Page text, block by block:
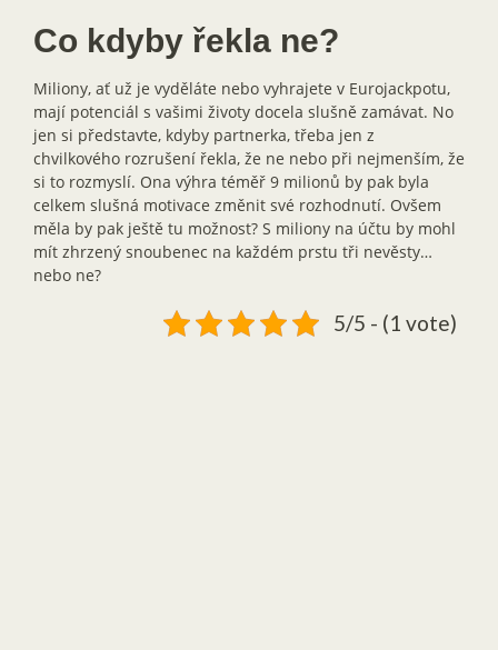
Co kdyby řekla ne?
Miliony, ať už je vyděláte nebo vyhrajete v Eurojackpotu,
mají potenciál s vašimi životy docela slušně zamávat. No
jen si představte, kdyby partnerka, třeba jen z
chvilkového rozrušení řekla, že ne nebo při nejmenším, že
si to rozmyslí. Ona výhra téměř 9 milionů by pak byla
celkem slušná motivace změnit své rozhodnutí. Ovšem
měla by pak ještě tu možnost? S miliony na účtu by mohl
mít zhrzený snoubenec na každém prstu tři nevěsty…
nebo ne?
5/5 - (1 vote)